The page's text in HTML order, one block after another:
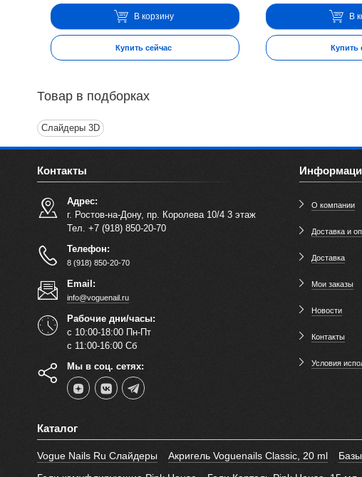
В корзину
Купить сейчас
В
Купить
Товар в подборках
Слайдеры 3D
Контакты
Адрес:
г. Ростов-на-Дону, пр. Королева 10/4 3 этаж
Тел. +7 (918) 850-20-70
Телефон:
8 (918) 850-20-70
Email:
info@voguenail.ru
Рабочие дни/часы:
с 10:00-18:00 Пн-Пт
с 11:00-16:00 Сб
Мы в соц. сетях:
О компании
Доставка и
Доставка
Мои заказы
Новости
Контакты
Условия
Каталог
Vogue Nails Ru Слайдеры Акригель Voguenails Classic, 20 ml